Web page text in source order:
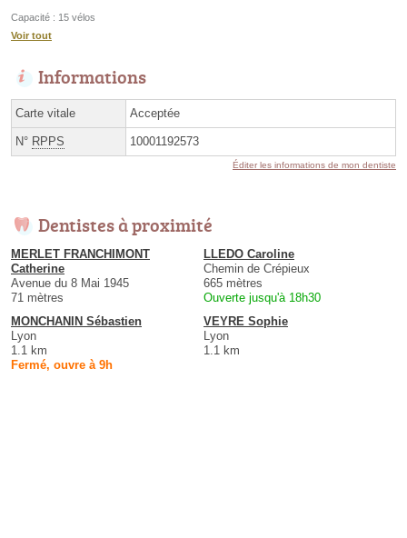
Capacité : 15 vélos
Voir tout
Informations
Carte vitale Acceptée
N° RPPS 10001192573
Éditer les informations de mon dentiste
Dentistes à proximité
MERLET FRANCHIMONT
Catherine
Avenue du 8 Mai 1945
71 mètres
LLEDO Caroline
Chemin de Crépieux
665 mètres
Ouverte jusqu'à 18h30
MONCHANIN Sébastien
Lyon
1.1 km
Fermé, ouvre à 9h
VEYRE Sophie
Lyon
1.1 km